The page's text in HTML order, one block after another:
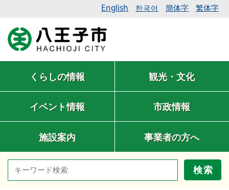
English 한국어 簡体字 繁体字
くらしの情報 観光・文化
イベント情報 市政情報
施設案内 事業者の方へ
検索